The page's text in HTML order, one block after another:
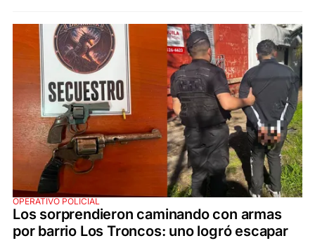
OPERATIVO POLICIAL
Los sorprendieron caminando con armas
por barrio Los Troncos: uno logró escapar